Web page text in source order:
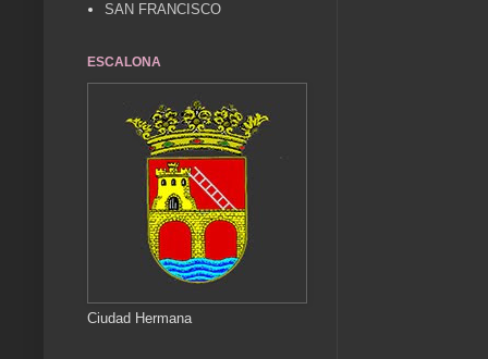
SAN FRANCISCO
ESCALONA
Ciudad Hermana